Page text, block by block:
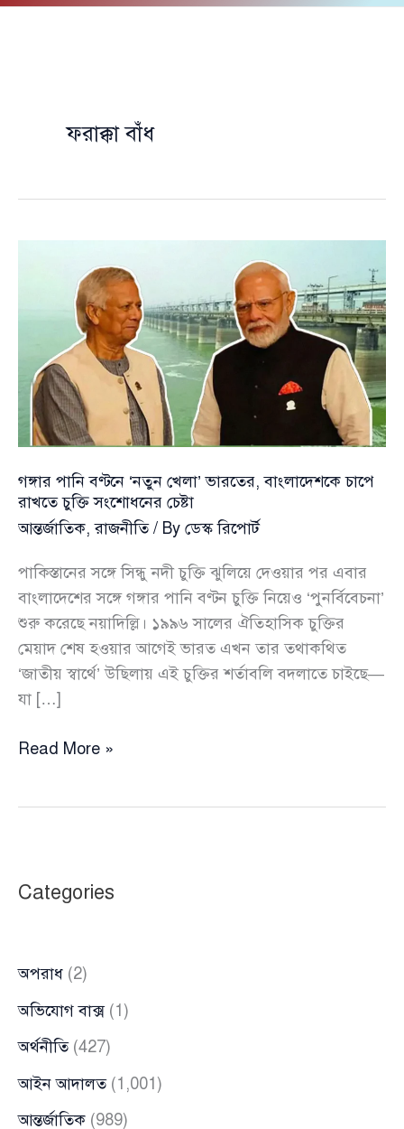
ফরাক্কা বাঁধ
গঙ্গার পানি বণ্টনে ‘নতুন খেলা’ ভারতের, বাংলাদেশকে চাপে
রাখতে চুক্তি সংশোধনের চেষ্টা
আন্তর্জাতিক,রাজনীতি/ By ডেস্ক রিপোর্ট
পাকিস্তানের সঙ্গে সিন্ধু নদী চুক্তি ঝুলিয়ে দেওয়ার পর এবার
বাংলাদেশের সঙ্গে গঙ্গার পানি বণ্টন চুক্তি নিয়েও ‘পুনর্বিবেচনা’
শুরু করেছে নয়াদিল্লি। ১৯৯৬ সালের ঐতিহাসিক চুক্তির
মেয়াদ শেষ হওয়ার আগেই ভারত এখন তার তথাকথিত
‘জাতীয় স্বার্থে’ উছিলায় এই চুক্তির শর্তাবলি বদলাতে চাইছে—
যা […]
গঙ্গার
বাংলাদেশকে
চুক্তি
সংশোধনের
Read More »
Categories
অপরাধ (2)
অভিযোগ বাক্স(1)
অর্থনীতি(427)
আইন আদালত(1,001)
আন্তর্জাতিক (989)